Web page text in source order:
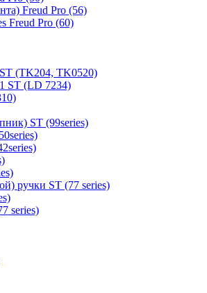
Freud Pro (56)
Freud Pro (60)
(TK204, TK0520)
ST (LD 7234)
ST (99series)
ручки ST (77 series)
series)